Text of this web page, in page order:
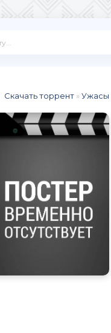
Скачать торрент »Ужасы